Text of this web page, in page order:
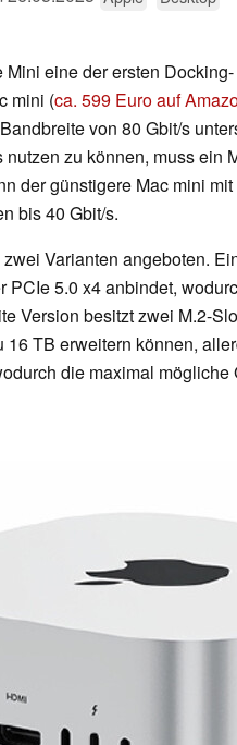
eine der ersten Docking-
mini (ca. 599 Euro auf
von 80 Gbit/s
zu können, muss ein
der günstigere Mac mini
bis 40 Gbit/s.
Varianten angeboten.
PCIe 5.0 x4 anbindet,
Version besitzt zwei M.2-
16 TB erweitern können,
die maximal